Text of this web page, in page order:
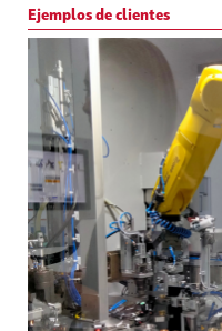
Ejemplos de clientes